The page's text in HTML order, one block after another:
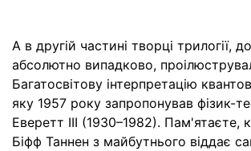
А в другій частині творці трилогії,
абсолютно випадково,
Багатосвітову інтерпретацію
яку 1957 року запропонував фізик-
Еверетт III (1930–1982). Пам'ятаєте,
Біфф Таннен з майбутнього віддає